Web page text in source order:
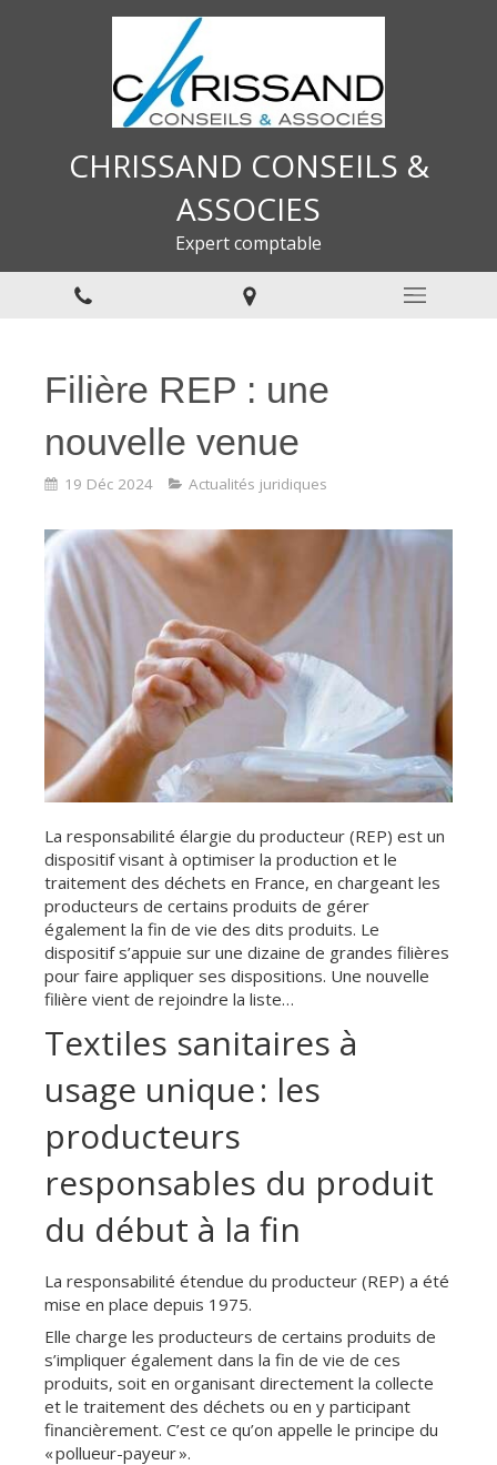
CHRISSAND CONSEILS &
ASSOCIES
Expert comptable
Filière REP : une
nouvelle venue
19 Déc 2024 Actualités juridiques
La responsabilité élargie du producteur (REP) est un
dispositif visant à optimiser la production et le
traitement des déchets en France, en chargeant les
producteurs de certains produits de gérer
également la fin de vie des dits produits. Le
dispositif s’appuie sur une dizaine de grandes filières
pour faire appliquer ses dispositions. Une nouvelle
filière vient de rejoindre la liste…
Textiles sanitaires à
usage unique : les
producteurs
responsables du produit
du début à la fin
La responsabilité étendue du producteur (REP) a été
mise en place depuis 1975.
Elle charge les producteurs de certains produits de
s’impliquer également dans la fin de vie de ces
produits, soit en organisant directement la collecte
et le traitement des déchets ou en y participant
financièrement. C’est ce qu’on appelle le principe du
« pollueur-payeur ».